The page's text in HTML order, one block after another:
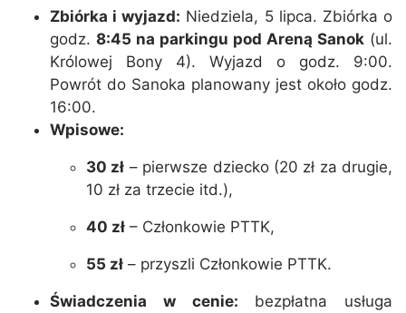
Zbiórka i wyjazd: Niedziela, 5 lipca. Zbiórka o
godz. 8:45 na parkingu pod Areną Sanok (ul.
Królowej Bony 4). Wyjazd o godz. 9:00.
Powrót do Sanoka planowany jest około godz.
16:00.
Wpisowe:
30 zł – pierwsze dziecko (20 zł za drugie,
10 zł za trzecie itd.),
40 zł – Członkowie PTTK,
55 zł – przyszli Członkowie PTTK.
Świadczenia w cenie: bezpłatna usługa